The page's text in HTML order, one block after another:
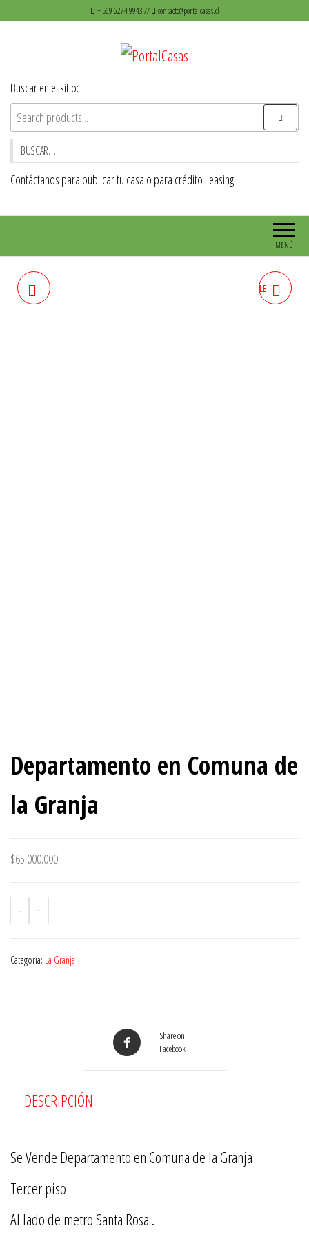
+ 569 6274 9943 // contacto@portalcasas.cl
PortalCasas
Buscar en el sitio:
BUSCAR…
Contáctanos para publicar tu casa o para crédito Leasing
MENÚ
CASA EN LA CISTERNA CALLE
Departamento en Comuna de
la Granja
$65.000.000
- +
Categoría: La Granja
Share on
Facebook
DESCRIPCIÓN
Se Vende Departamento en Comuna de la Granja
Tercer piso
Al lado de metro Santa Rosa .